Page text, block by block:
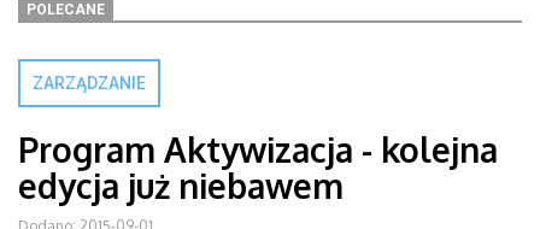
POLECANE
ZARZĄDZANIE
Program Aktywizacja - kolejna
edycja już niebawem